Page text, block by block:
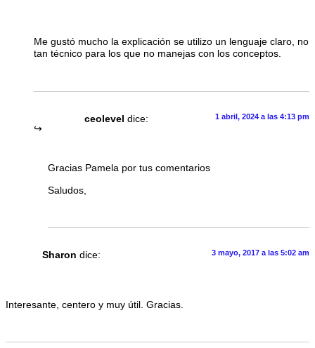
Me gustó mucho la explicación se utilizo un lenguaje claro, no
tan técnico para los que no manejas con los conceptos.
ceolevel dice: 1 abril, 2024 a las 4:13 pm
Gracias Pamela por tus comentarios
Saludos,
Sharon dice: 3 mayo, 2017 a las 5:02 am
Interesante, centero y muy útil. Gracias.